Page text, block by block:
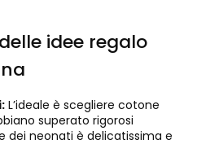
idee regalo
L’ideale è scegliere cotone
superato rigorosi
dei neonati è delicatissima e